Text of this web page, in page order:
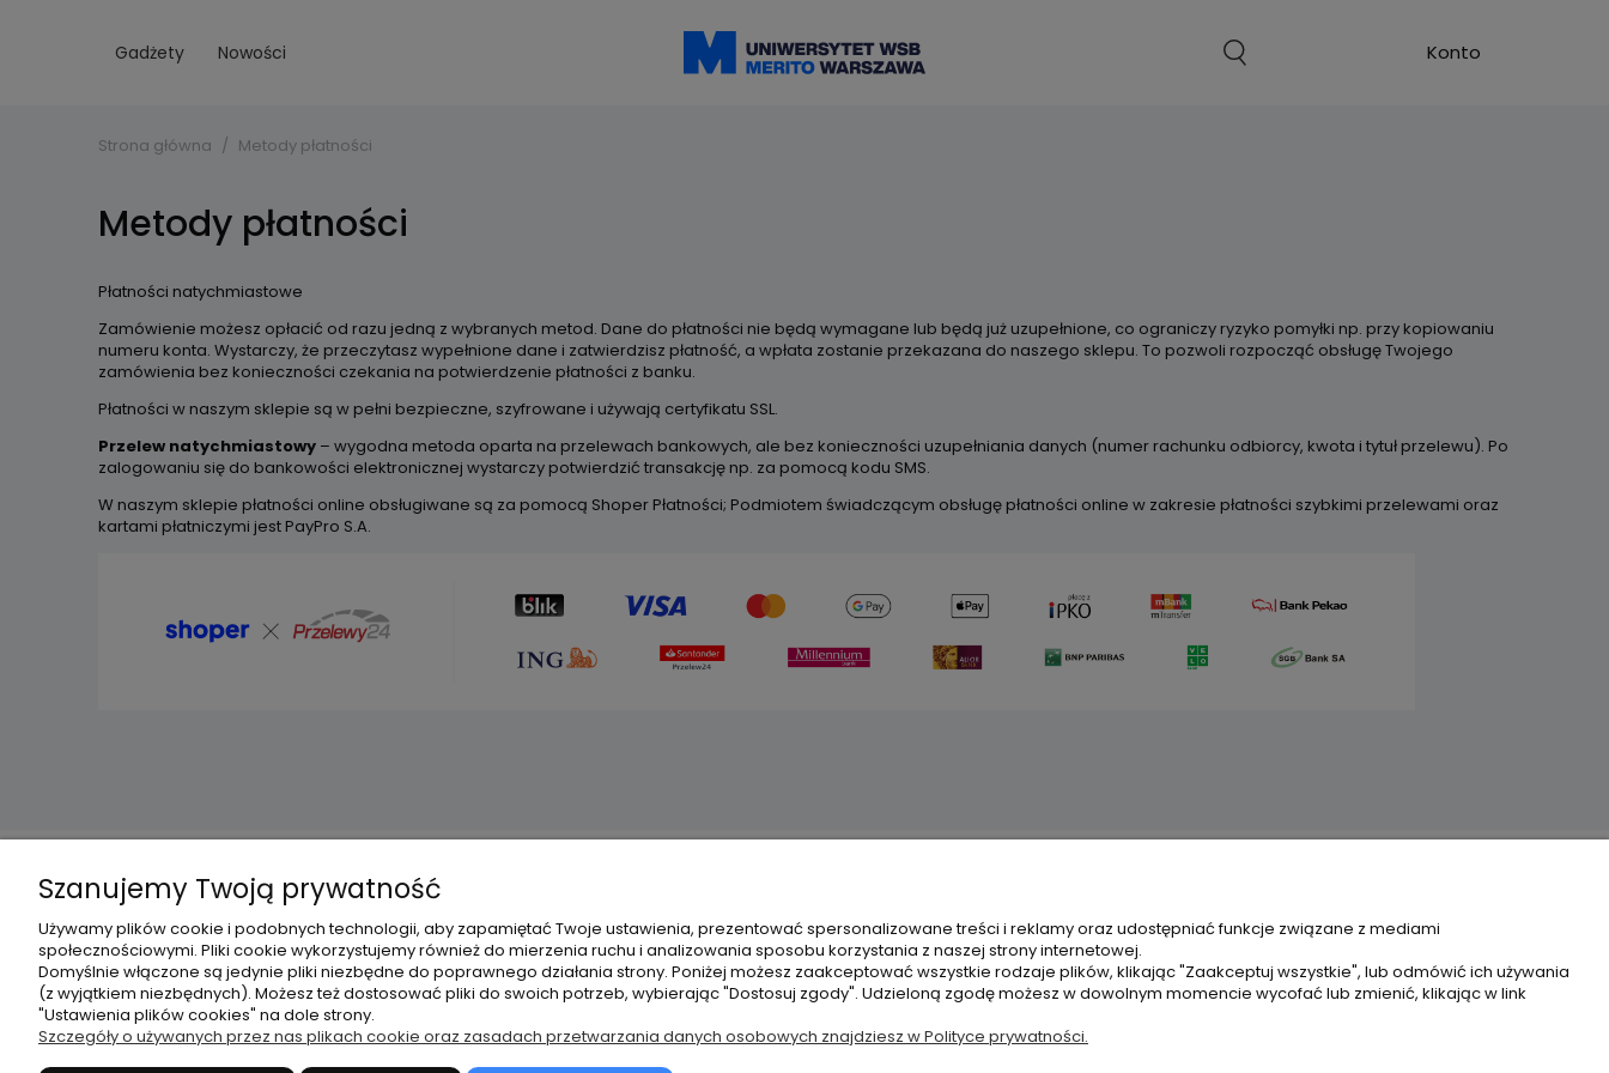
Gadżety Nowości
Strona główna Metody płatności
Metody płatności
Płatności natychmiastowe
Zamówienie możesz opłacić od razu jedną z wybranych metod. Dane do płatności nie będą wymagane lub będą już uzupełnione, co ograniczy ryzyko pomyłki np. przy kopiowaniu
numeru konta. Wystarczy, że przeczytasz wypełnione dane i zatwierdzisz płatność, a wpłata zostanie przekazana do naszego sklepu. To pozwoli rozpocząć obsługę Twojego
zamówienia bez konieczności czekania na potwierdzenie płatności z banku.
Płatności w naszym sklepie są w pełni bezpieczne, szyfrowane i używają certyfikatu SSL.
Przelew natychmiastowy – wygodna metoda oparta na przelewach bankowych, ale bez konieczności uzupełniania danych (numer rachunku odbiorcy, kwota i tytuł przelewu). Po
zalogowaniu się do bankowości elektronicznej wystarczy potwierdzić transakcję np. za pomocą kodu SMS.
W naszym sklepie płatności online obsługiwane są za pomocą Shoper Płatności; Podmiotem świadczącym obsługę płatności online w zakresie płatności szybkimi przelewami oraz
kartami płatniczymi jest PayPro S.A.
O nas
Kontakt i dane firmy
O Uniwersytecie
Strona Uniwersytetu WSB Merito
Metody płatności
Czas i koszty dostawy
Tabela rozmiarów
Regulamin sklepu
Ustawienia konta
Szanujemy Twoją prywatność
Używamy plików cookie i podobnych technologii, aby zapamiętać Twoje ustawienia, prezentować spersonalizowane treści i reklamy oraz udostępniać funkcje związane z mediami
społecznościowymi. Pliki cookie wykorzystujemy również do mierzenia ruchu i analizowania sposobu korzystania z naszej strony internetowej.
Domyślnie włączone są jedynie pliki niezbędne do poprawnego działania strony. Poniżej możesz zaakceptować wszystkie rodzaje plików, klikając "Zaakceptuj wszystkie", lub odmówić ich używania
(z wyjątkiem niezbędnych). Możesz też dostosować pliki do swoich potrzeb, wybierając "Dostosuj zgody". Udzieloną zgodę możesz w dowolnym momencie wycofać lub zmienić, klikając w link
"Ustawienia plików cookies" na dole strony.
Szczegóły o używanych przez nas plikach cookie oraz zasadach przetwarzania danych osobowych znajdziesz w Polityce prywatności.